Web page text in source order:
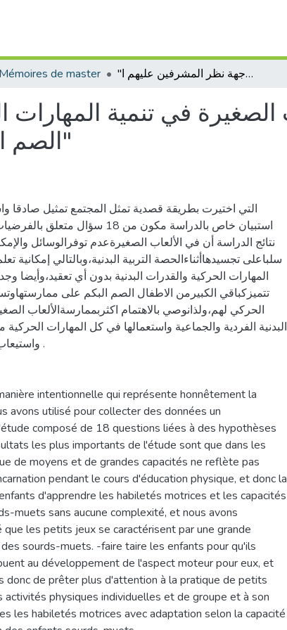
Mémoires de master "دور الألعاب الصغيرة في تنمية المهارات الحركية والقد رات البدنية عند الأطفال الصم البكم من وجهة نظر المشرفين عليهم ا"
الصم البكم من وجهة نظر المشرفين عليهم ا"
التي اختيرت بطريقة قصدية تمثل المجتمع تمثيل صادقا
استبيان خاص بالدراسة مكون من 18
نتائج الدراسة أن في الألعاب الصغيرةعدم توفرالوسائل
سلباعلى تجسيدهاأثناءالحصة التربية البدنية،وبالتالي إمكانية
المهارات الحركية والقدرات البدنية بدون أي تعقيد،وأيضا
تتميزكباقي الكبيرمن الاطفال الصم البكم على
الحركي لهم،ولذانوصي بالاهتمام اكثربممارسةالألعاب
البدنية الفردية والجماعية واستعمالها في كل المهارات
intentionnelle qui représente honnêtement la
avons utilisé pour collecter des données un
composé de 18 questions liées à des hypothèses
les plus importants de l'étude sont que dans les
de moyens et de grandes capacités ne reflète pas
pendant le cours d'éducation physique, et donc la
d'apprendre les habiletés motrices et les capacités
muets sans aucune complexité, et nous avons
les petits jeux se caractérisent par une grande
sourds-muets. -faire taire les enfants pour qu'ils
au développement de l'aspect moteur pour eux, et
donc de prêter plus d'attention à la pratique de petits
activités physiques individuelles et de groupe et à son
les habiletés motrices avec adaptation selon la capacité